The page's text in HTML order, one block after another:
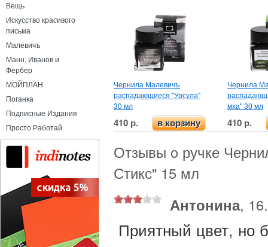
Вещь
Искусство красивого
письма
Малевичъ
Манн, Иванов и
Фербер
МОЙПЛАН
Поганка
Подписные Издания
Просто Работай
Чернила Малевичъ
распадающиеся "Урсула"
30 мл
410 р. в корзину
Чернила
мха" 30 мл
410 р.
Отзывы o ручке
Стикс" 15 мл
Антонина,
Приятный цвет, но